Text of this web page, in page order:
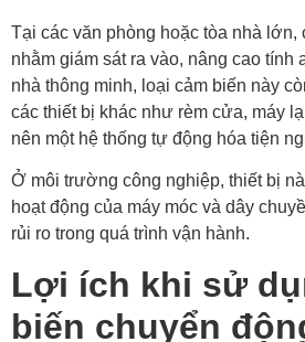
Tại các văn phòng hoặc tòa nhà
nhằm giám sát ra vào, nâng cao tính
nhà thông minh, loại cảm biến này
các thiết bị khác như rèm cửa, máy
nên một hệ thống tự động hóa tiện
Ở môi trường công nghiệp, thiết bị
hoạt động của máy móc và dây
rủi ro trong quá trình vận hành.
Lợi ích khi sử
biến chuyển